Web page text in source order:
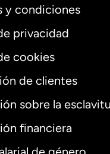
y condiciones
privacidad
cookies
de clientes
sobre la
financiera
English